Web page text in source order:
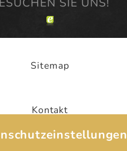
Sitemap
Kontakt